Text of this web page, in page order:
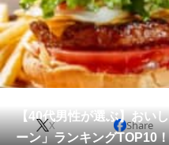
グルメ
住まい
動物
会員記事
【40代男性が選ぶ】おい
ーン」ランキングTOP10
X Share